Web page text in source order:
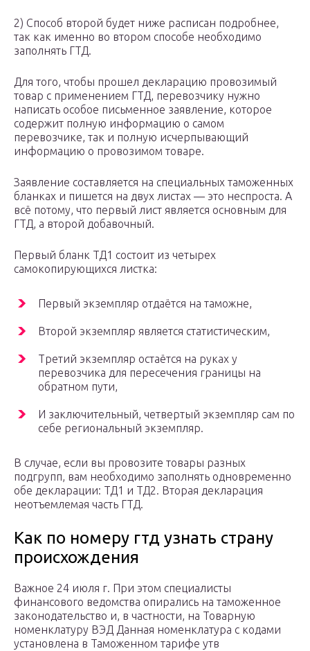
2) Способ второй будет ниже расписан подробнее,
так как именно во втором способе необходимо
заполнять ГТД.
Для того, чтобы прошел декларацию провозимый
товар с применением ГТД, перевозчику нужно
написать особое письменное заявление, которое
содержит полную информацию о самом
перевозчике, так и полную исчерпывающий
информацию о провозимом товаре.
Заявление составляется на специальных таможенных
бланках и пишется на двух листах — это неспроста. А
всё потому, что первый лист является основным для
ГТД, а второй добавочный.
Первый бланк ТД1 состоит из четырех
самокопирующихся листка:
Первый экземпляр отдаётся на таможне,
Второй экземпляр является статистическим,
Третий экземпляр остаётся на руках у
перевозчика для пересечения границы на
обратном пути,
И заключительный, четвертый экземпляр сам по
себе региональный экземпляр.
В случае, если вы провозите товары разных
подгрупп, вам необходимо заполнять одновременно
обе декларации: ТД1 и ТД2. Вторая декларация
неотъемлемая часть ГТД.
Как по номеру гтд узнать страну
происхождения
Важное 24 июля г. При этом специалисты
финансового ведомства опирались на таможенное
законодательство и, в частности, на Товарную
номенклатуру ВЭД Данная номенклатура с кодами
установлена в Таможенном тарифе утв